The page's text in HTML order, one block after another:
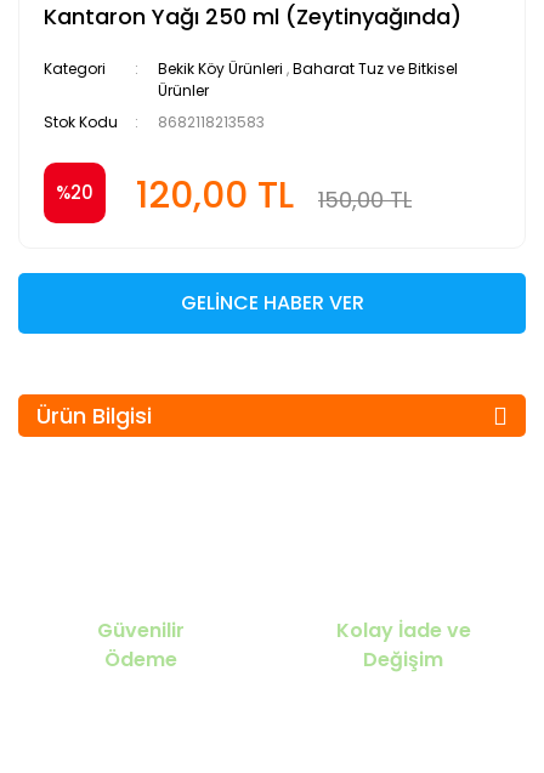
Kantaron Yağı 250 ml (Zeytinyağında)
Kategori Bekik Köy Ürünleri ,Baharat Tuz ve Bitkisel
Ürünler
Stok Kodu
8682118213583
%20 120,00 TL 150,00 TL
GELİNCE HABER VER
Ürün Bilgisi
Güvenilir
Ödeme
Kolay İade ve
Değişim